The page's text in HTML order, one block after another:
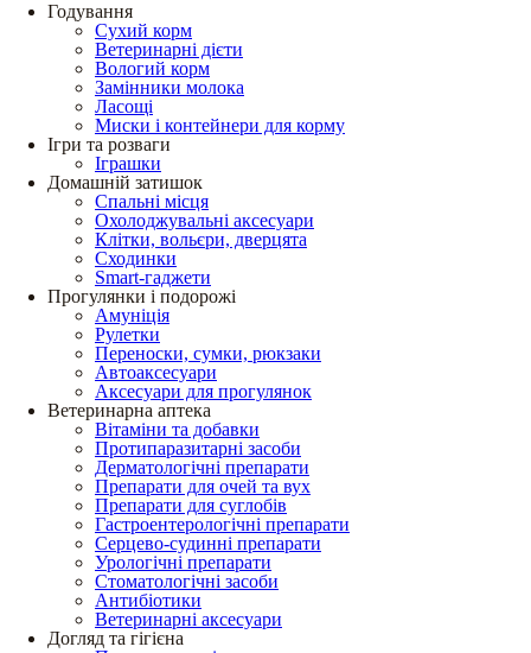
Годування
Сухий корм
Ветеринарні дієти
Вологий корм
Замінники молока
Ласощі
Миски і контейнери для корму
Ігри та розваги
Іграшки
Домашній затишок
Спальні місця
Охолоджувальні аксесуари
Клітки, вольєри, дверцята
Сходинки
Smart-гаджети
Прогулянки і подорожі
Амуніція
Рулетки
Переноски, сумки, рюкзаки
Автоаксесуари
Аксесуари для прогулянок
Ветеринарна аптека
Вітаміни та добавки
Протипаразитарні засоби
Дерматологічні препарати
Препарати для очей та вух
Препарати для суглобів
Гастроентерологічні препарати
Серцево-судинні препарати
Урологічні препарати
Стоматологічні засоби
Антибіотики
Ветеринарні аксесуари
Догляд та гігієна